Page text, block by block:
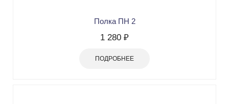
Полка ПН 2
1 280 ₽
ПОДРОБНЕЕ